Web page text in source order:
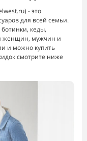
- это
для всей семьи.
кеды,
женщин, мужчин и
и можно купить
смотрите ниже